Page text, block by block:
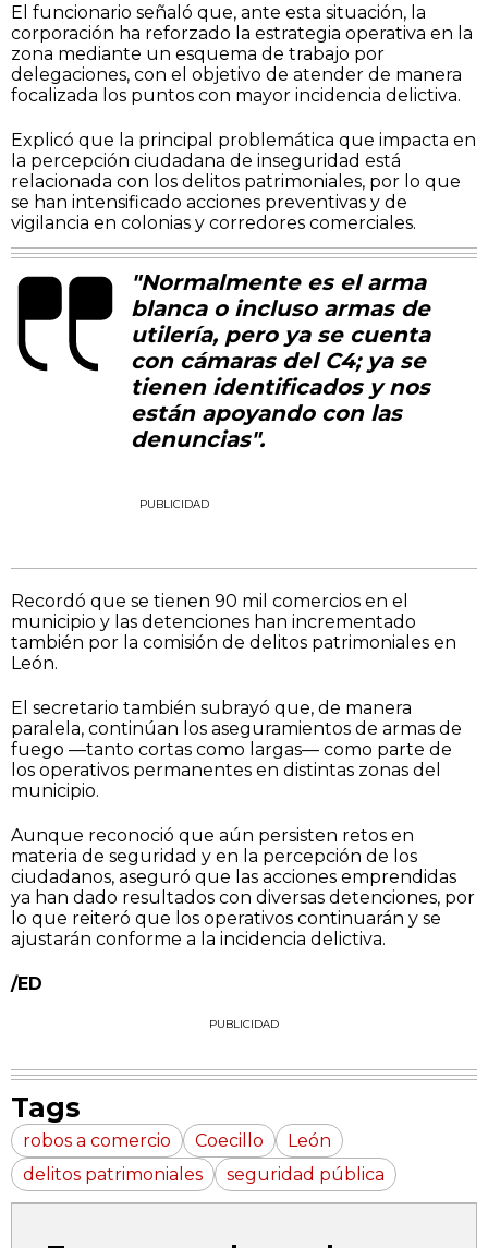
El funcionario señaló que, ante esta situación, la
corporación ha reforzado la estrategia operativa en la
zona mediante un esquema de trabajo por
delegaciones, con el objetivo de atender de manera
focalizada los puntos con mayor incidencia delictiva.
Explicó que la principal problemática que impacta en
la percepción ciudadana de inseguridad está
relacionada con los delitos patrimoniales, por lo que
se han intensificado acciones preventivas y de
vigilancia en colonias y corredores comerciales.
"Normalmente es el arma
blanca o incluso armas de
utilería, pero ya se cuenta
con cámaras del C4; ya se
tienen identificados y nos
están apoyando con las
denuncias".
PUBLICIDAD
Recordó que se tienen 90 mil comercios en el
municipio y las detenciones han incrementado
también por la comisión de delitos patrimoniales en
León.
El secretario también subrayó que, de manera
paralela, continúan los aseguramientos de armas de
fuego —tanto cortas como largas— como parte de
los operativos permanentes en distintas zonas del
municipio.
Aunque reconoció que aún persisten retos en
materia de seguridad y en la percepción de los
ciudadanos, aseguró que las acciones emprendidas
ya han dado resultados con diversas detenciones, por
lo que reiteró que los operativos continuarán y se
ajustarán conforme a la incidencia delictiva.
/ED
PUBLICIDAD
Tags
robos a comercio Coecillo
León
delitos patrimoniales
seguridad pública